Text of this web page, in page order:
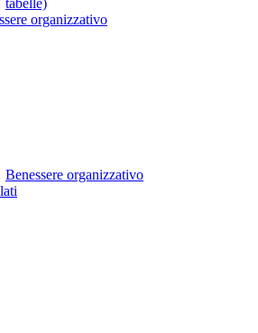
tabelle)
organizzativo
Benessere organizzativo